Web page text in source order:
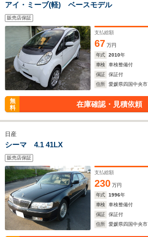
アイ・ミーブ(軽) ベースモデル
販売店保証
支払総額
67 万円
年式
2010年
車検
車検整備付
保証
保証付
住所
愛媛県四国中央市
無
料
在庫確認・見積依頼
日産
シーマ 4.1 41LX
販売店保証
支払総額
230 万円
年式
1996年
車検
車検整備付
保証
保証付
住所
愛媛県四国中央市